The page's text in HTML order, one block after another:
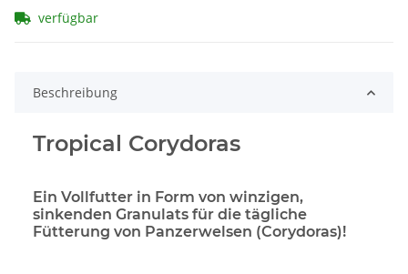
verfügbar
Beschreibung
Tropical Corydoras
Ein Vollfutter in Form von winzigen,
sinkenden Granulats für die tägliche
Fütterung von Panzerwelsen (Corydoras)!